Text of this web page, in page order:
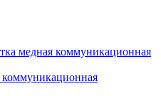
медная коммуникационная
коммуникационная